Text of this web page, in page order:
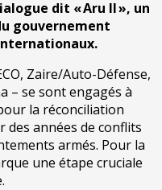
dit « Aru II », un
gouvernement
Zaire/Auto-Défense,
– se sont engagés à
la réconciliation
années de conflits
armés. Pour la
une étape cruciale